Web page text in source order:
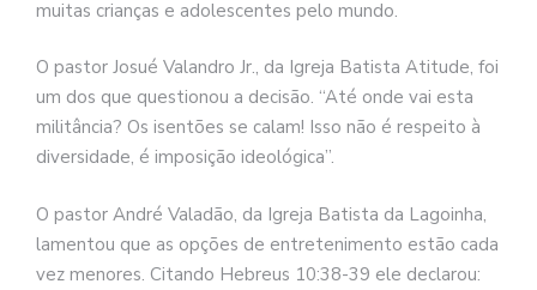
muitas crianças e adolescentes pelo mundo.
O pastor Josué Valandro Jr., da Igreja Batista Atitude, foi
um dos que questionou a decisão. “Até onde vai esta
militância? Os isentões se calam! Isso não é respeito à
diversidade, é imposição ideológica”.
O pastor André Valadão, da Igreja Batista da Lagoinha,
lamentou que as opções de entretenimento estão cada
vez menores. Citando Hebreus 10:38-39 ele declarou: